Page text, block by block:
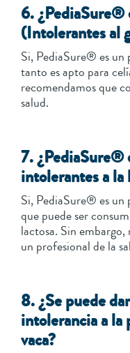
6. ¿PediaSure®
(Intolerantes al
Si, PediaSure® es
tanto es apto para
recomendamos que
salud.
7. ¿PediaSure®
intolerantes a la
Si, PediaSure® es
que puede ser
lactosa. Sin
un profesional de la
8. ¿Se puede
intolerancia a la
vaca?